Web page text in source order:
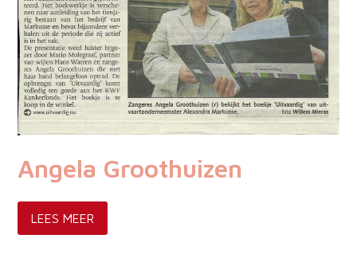
Angela Groothuizen
LEES MEER